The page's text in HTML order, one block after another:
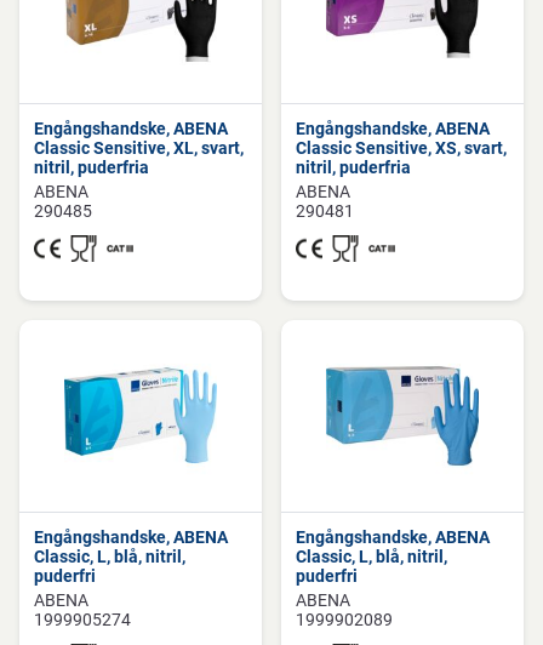
Engångshandske, ABENA
Classic Sensitive, XL, svart,
nitril, puderfria
ABENA
290485
Engångshandske, ABENA
Classic Sensitive, XS, svart,
nitril, puderfria
ABENA
290481
Engångshandske, ABENA
Classic, L, blå, nitril,
puderfri
ABENA
1999905274
Engångshandske, ABENA
Classic, L, blå, nitril,
puderfri
ABENA
1999902089